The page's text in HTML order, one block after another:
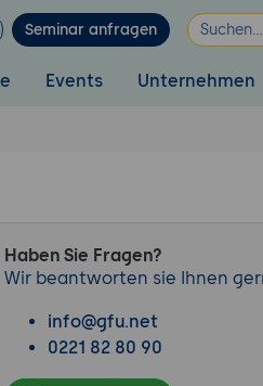
Seminar anfragen
Events Unternehmen
Haben Sie Fragen?
Wir beantworten sie Ihnen
info@gfu.net
0221 82 80 90